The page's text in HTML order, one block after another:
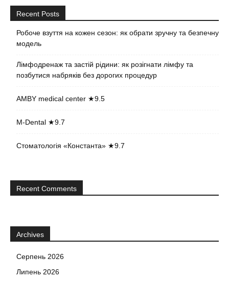
Recent Posts
Робоче взуття на кожен сезон: як обрати зручну та безпечну
модель
Лімфодренаж та застій рідини: як розігнати лімфу та
позбутися набряків без дорогих процедур
AMBY medical center ★9.5
M-Dental ★9.7
Стоматологія «Константа» ★9.7
Recent Comments
Archives
Серпень 2026
Липень 2026